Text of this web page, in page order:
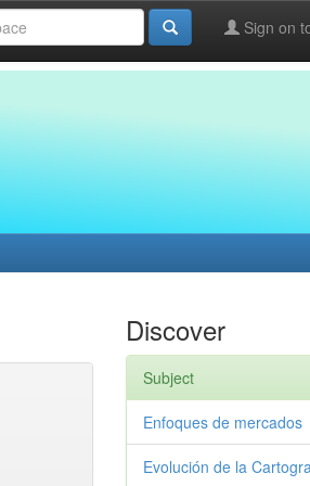
Sign on
Discover
Subject
Enfoques de mercados
Evolución de la